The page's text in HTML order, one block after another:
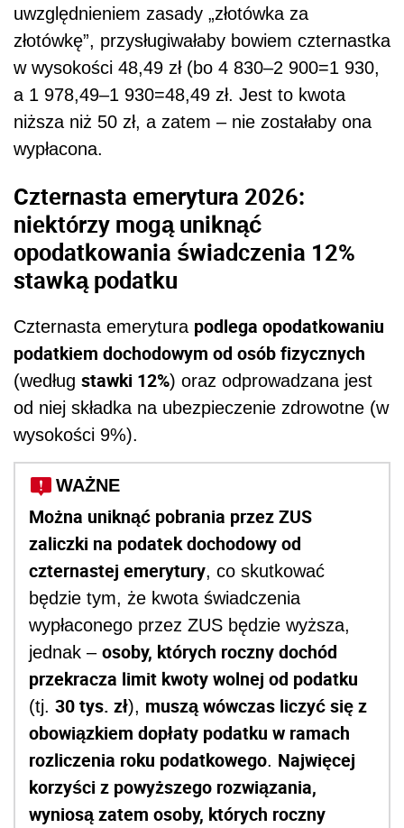
uwzględnieniem zasady „złotówka za
złotówkę”, przysługiwałaby bowiem czternastka
w wysokości 48,49 zł (bo 4 830–2 900=1 930,
a 1 978,49–1 930=48,49 zł. Jest to kwota
niższa niż 50 zł, a zatem – nie zostałaby ona
wypłacona.
Czternasta emerytura 2026:
niektórzy mogą uniknąć
opodatkowania świadczenia 12%
stawką podatku
Czternasta emerytura podlega opodatkowaniu
podatkiem dochodowym od osób fizycznych
(według stawki 12%) oraz odprowadzana jest
od niej składka na ubezpieczenie zdrowotne (w
wysokości 9%).
WAŻNE
Można uniknąć pobrania przez ZUS
zaliczki na podatek dochodowy od
czternastej emerytury, co skutkować
będzie tym, że kwota świadczenia
wypłaconego przez ZUS będzie wyższa,
jednak – osoby, których roczny dochód
przekracza limit kwoty wolnej od podatku
(tj. 30 tys. zł), muszą wówczas liczyć się z
obowiązkiem dopłaty podatku w ramach
rozliczenia roku podatkowego. Najwięcej
korzyści z powyższego rozwiązania,
wyniosą zatem osoby, których roczny